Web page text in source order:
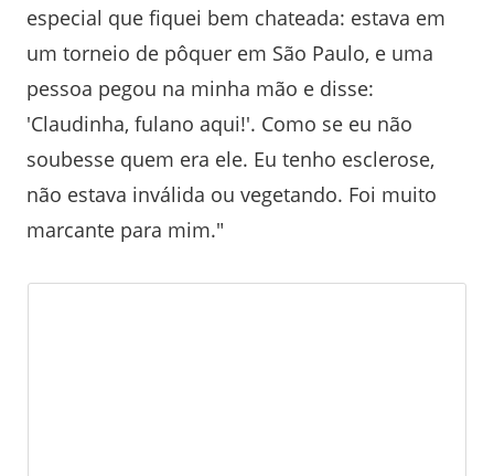
especial que fiquei bem chateada: estava em
um torneio de pôquer em São Paulo, e uma
pessoa pegou na minha mão e disse:
'Claudinha, fulano aqui!'. Como se eu não
soubesse quem era ele. Eu tenho esclerose,
não estava inválida ou vegetando. Foi muito
marcante para mim."